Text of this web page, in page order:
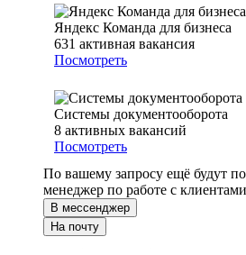
Яндекс Команда для бизнеса
631 активная вакансия
Посмотреть
Системы документооборота
8 активных вакансий
Посмотреть
По вашему запросу ещё будут
менеджер по работе с
В мессенджер
На почту